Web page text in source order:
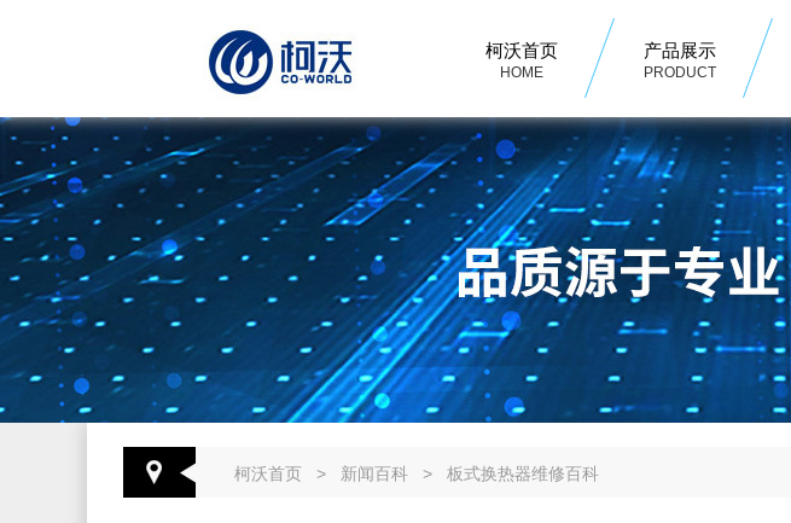
柯沃首页
HOME
产品展示
PRODUCT
柯沃首页 > 新闻百科 > 板式换热器维修百科